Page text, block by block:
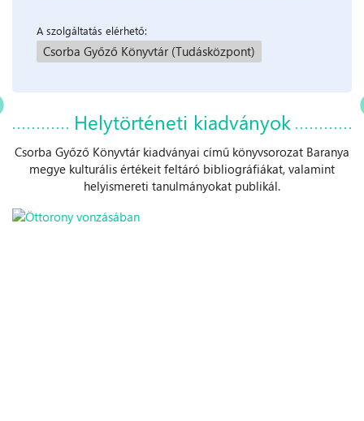
A szolgáltatás elérhető:
Csorba Győző Könyvtár (Tudásközpont)
Helytörténeti kiadványok
Csorba Győző Könyvtár kiadványai című könyvsorozat Baranya
megye kulturális értékeit feltáró bibliográfiákat, valamint
helyismereti tanulmányokat publikál.